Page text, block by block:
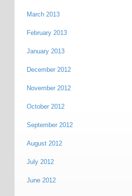
March 2013
February 2013
January 2013
December 2012
November 2012
October 2012
September 2012
August 2012
July 2012
June 2012